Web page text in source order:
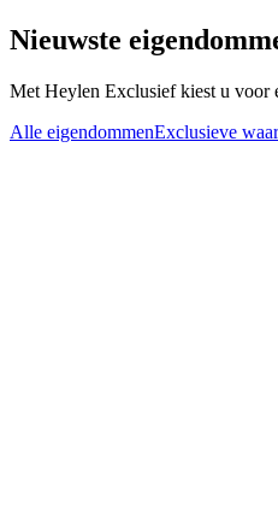
Nieuwste
Met Heylen Exclusief kiest u voor
Alle eigendommenExclusieve